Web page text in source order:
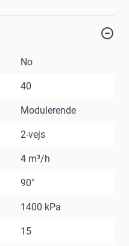
No
40
Modulerende
2-vejs
4 m³/h
90°
1400 kPa
15